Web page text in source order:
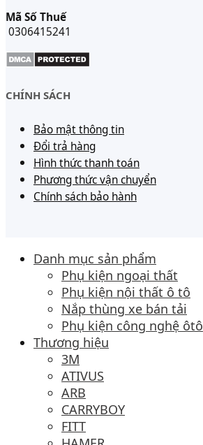
Mã Số Thuế
0306415241
CHÍNH SÁCH
Bảo mật thông tin
Đổi trả hàng
Hình thức thanh toán
Phương thức vận chuyển
Chính sách bảo hành
Danh mục sản phẩm
Phụ kiện ngoại thất
Phụ kiện nội thất ô tô
Nắp thùng xe bán tải
Phụ kiện công nghệ ôtô
Thương hiệu
3M
ATIVUS
ARB
CARRYBOY
FITT